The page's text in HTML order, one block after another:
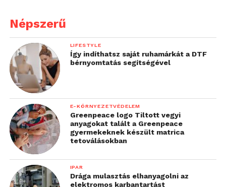
Népszerű
LIFESTYLE
Így indíthatsz saját ruhamárkát a DTF
bérnyomtatás segítségével
E-KÖRNYEZETVÉDELEM
Greenpeace logo Tiltott vegyi
anyagokat talált a Greenpeace
gyermekeknek készült matrica
tetoválásokban
IPAR
Drága mulasztás elhanyagolni az
elektromos karbantartást